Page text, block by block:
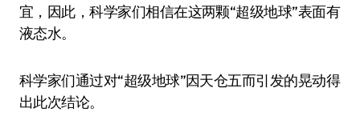
宜，因此，科学家们相信在这两颗“超级地球”表面有
液态水。
科学家们通过对“超级地球”因天仓五而引发的晃动得
出此次结论。